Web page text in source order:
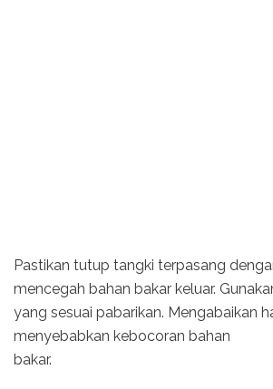
Pastikan tutup tangki terpasang
mencegah bahan bakar keluar.
yang sesuai pabarikan. Mengabaikan
menyebabkan kebocoran bahan
bakar.